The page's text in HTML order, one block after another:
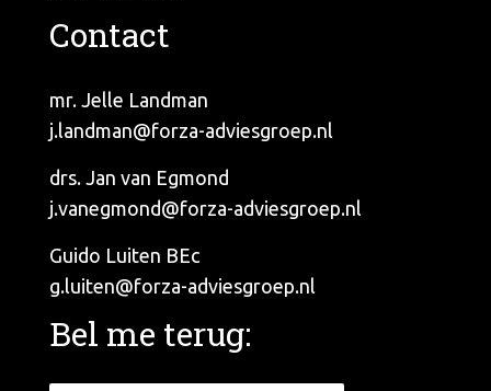
Contact
mr. Jelle Landman
j.landman@forza-adviesgroep.nl
drs. Jan van Egmond
j.vanegmond@forza-adviesgroep.nl
Guido Luiten BEc
g.luiten@forza-adviesgroep.nl
Bel me terug: